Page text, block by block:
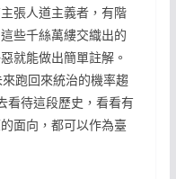
張人道主義者，有階
些千絲萬縷交織出的
就能做出簡單註解。
跑回來統治的機率趨
看待這段歷史，看看有
面向，都可以作為臺